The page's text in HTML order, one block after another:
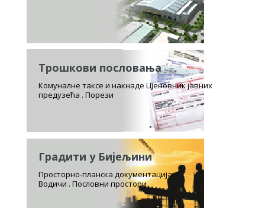
Трошкови пословања
Комуналне таксе и накнаде Цјеновник јавних
предузећа . Порези
Градити у Бијељини
Просторно-планска документација.
Водичи . Пословни простори